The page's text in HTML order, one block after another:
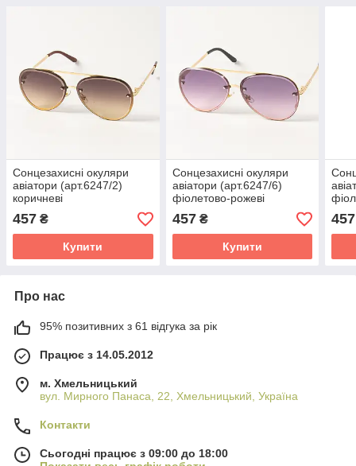
Сонцезахисні окуляри
авіатори (арт.6247/2)
коричневі
457 ₴
Купити
Сонцезахисні окуляри
авіатори (арт.6247/6)
фіолетово-рожеві
457₴
Купити
457
Про нас
95% позитивних з 61 відгука за рік
Працює з 14.05.2012
м. Хмельницький
вул. Мирного Панаса, 22, Хмельницький, Україна
Контакти
Сьогодні працює з 09:00 до 18:00